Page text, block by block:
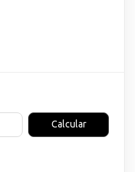
Calcular